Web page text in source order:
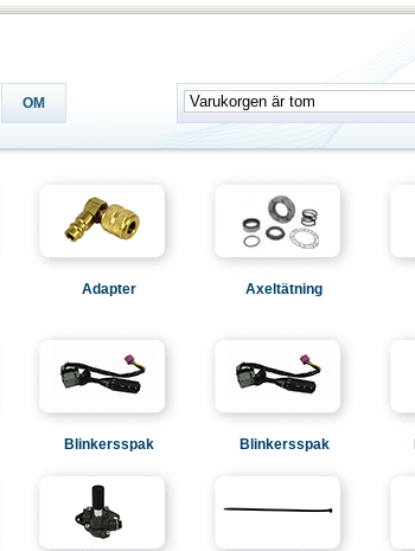
OM
Adapter Axeltätning
Blinkersspak Blinkersspak